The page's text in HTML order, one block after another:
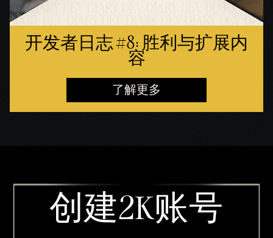
开发者日志 #8: 胜利与扩展内
容
了解更多
创建2K账号